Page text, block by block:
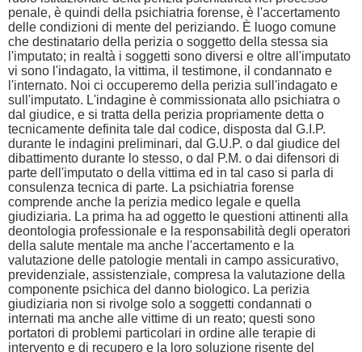
penale, è quindi della psichiatria forense, è l'accertamento
delle condizioni di mente del periziando. È luogo comune
che destinatario della perizia o soggetto della stessa sia
l'imputato; in realtà i soggetti sono diversi e oltre all'imputato
vi sono l'indagato, la vittima, il testimone, il condannato e
l'internato. Noi ci occuperemo della perizia sull'indagato e
sull'imputato. L'indagine è commissionata allo psichiatra o
dal giudice, e si tratta della perizia propriamente detta o
tecnicamente definita tale dal codice, disposta dal G.I.P.
durante le indagini preliminari, dal G.U.P. o dal giudice del
dibattimento durante lo stesso, o dal P.M. o dai difensori di
parte dell'imputato o della vittima ed in tal caso si parla di
consulenza tecnica di parte. La psichiatria forense
comprende anche la perizia medico legale e quella
giudiziaria. La prima ha ad oggetto le questioni attinenti alla
deontologia professionale e la responsabilità degli operatori
della salute mentale ma anche l'accertamento e la
valutazione delle patologie mentali in campo assicurativo,
previdenziale, assistenziale, compresa la valutazione della
componente psichica del danno biologico. La perizia
giudiziaria non si rivolge solo a soggetti condannati o
internati ma anche alle vittime di un reato; questi sono
portatori di problemi particolari in ordine alle terapie di
intervento e di recupero e la loro soluzione risente del